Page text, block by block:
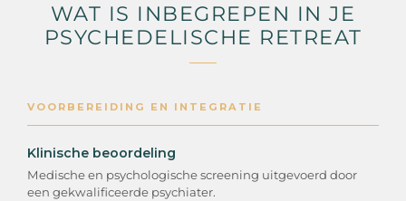
WAT IS INBEGREPEN IN JE
PSYCHEDELISCHE RETREAT
VOORBEREIDING EN INTEGRATIE
Klinische beoordeling
Medische en psychologische screening uitgevoerd door
een gekwalificeerde psychiater.